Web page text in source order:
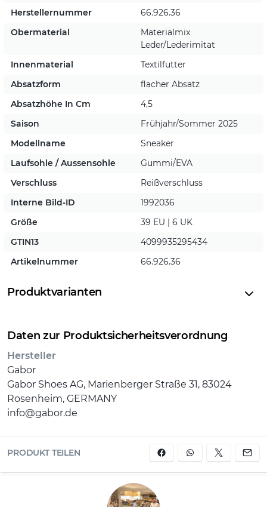
Herstellernummer
66.926.36
Obermaterial
Materialmix
Leder/Lederimitat
Innenmaterial
Textilfutter
Absatzform
flacher Absatz
Absatzhöhe In Cm
4,5
Saison
Frühjahr/Sommer 2025
Modellname
Sneaker
Laufsohle / Aussensohle
Gummi/EVA
Verschluss
Reißverschluss
Interne Bild-ID
1992036
Größe
39 EU | 6 UK
GTIN13
4099935295434
Artikelnummer
66.926.36
Produktvarianten
Daten zur Produktsicherheitsverordnung
Hersteller
Gabor
Gabor Shoes AG, Marienberger Straße 31, 83024
Rosenheim, GERMANY
info@gabor.de
PRODUKT TEILEN